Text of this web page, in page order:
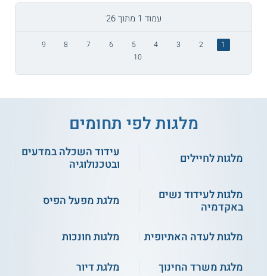
עמוד 1 מתוך 26
1
2
3
4
5
6
7
8
9
10
מלגות לפי תחומים
מלגות לחיילים
עידוד השכלה במדעים
ובטכנולוגיה
מלגות לעידוד נשים
באקדמיה
מלגת מפעל הפיס
מלגות לעדה האתיופית
מלגות חונכות
מלגת משרד החינוך
מלגת דיור